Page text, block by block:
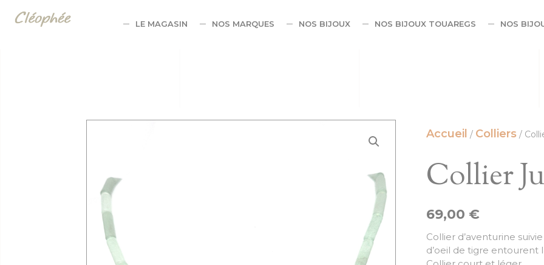
LE MAGASIN NOS MARQUES NOS BIJOUX NOS BIJOUX TOUAREGS NOS
Accueil / Colliers /
Collier
69,00 €
Collier d’aventurine
d’oeil de tigre entourent